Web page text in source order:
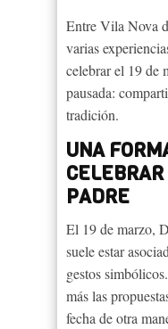
Entre Vila Nova
varias
celebrar el 19 de
pausada:
tradición.
UNA
PADRE
El 19 de marzo,
suele estar
gestos
más las
fecha de otra